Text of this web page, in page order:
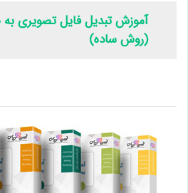
(روش ساده)